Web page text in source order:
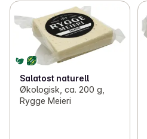
Salatost naturell
Økologisk, ca. 200 g,
Rygge Meieri